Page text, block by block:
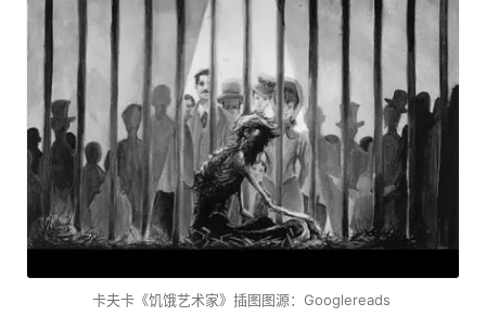
卡夫卡《饥饿艺术家》插图图源：Googlereads